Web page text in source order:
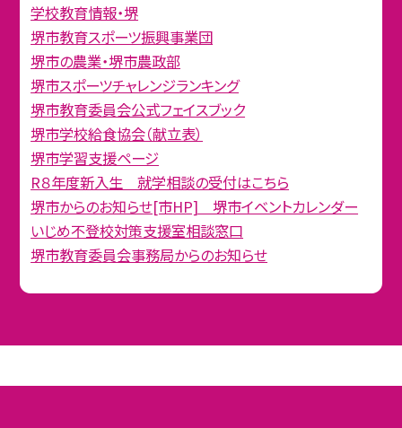
学校教育情報・堺
堺市教育スポーツ振興事業団
堺市の農業・堺市農政部
堺市スポーツチャレンジランキング
堺市教育委員会公式フェイスブック
堺市学校給食協会（献立表）
堺市学習支援ページ
R８年度新入生 就学相談の受付はこちら
堺市からのお知らせ[市HP] 堺市イベントカレンダー
いじめ不登校対策支援室相談窓口
堺市教育委員会事務局からのお知らせ